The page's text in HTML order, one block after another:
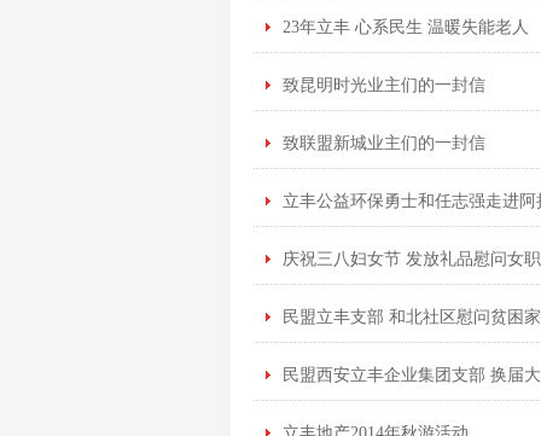
23年立丰 心系民生 温暖失能老人
致昆明时光业主们的一封信
致联盟新城业主们的一封信
立丰公益环保勇士和任志强走进阿
庆祝三八妇女节 发放礼品慰问女
民盟立丰支部 和北社区慰问贫困
民盟西安立丰企业集团支部 换届